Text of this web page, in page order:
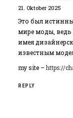
21. Oktober 2025
Это был
мире моды, ведь
имея
известным
my site –https://
REPLY